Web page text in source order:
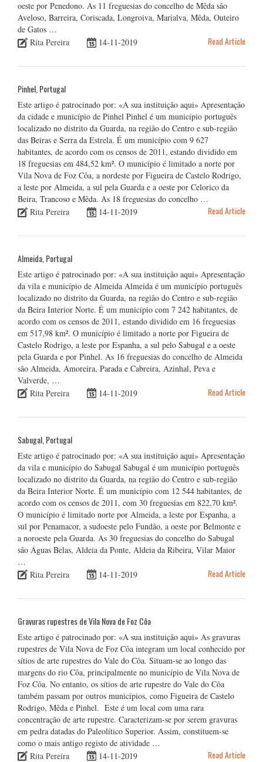
oeste por Penedono. As 11 freguesias do concelho de Mêda são
Aveloso, Barreira, Coriscada, Longroiva, Marialva, Mêda, Outeiro
de Gatos …
Rita Pereira
14-11-2019 Read Article
Pinhel, Portugal
Este artigo é patrocinado por: «A sua instituição aqui» Apresentação
da cidade e município de Pinhel Pinhel é um município português
localizado no distrito da Guarda, na região do Centro e sub-região
das Beiras e Serra da Estrela. É um município com 9 627
habitantes, de acordo com os censos de 2011, estando dividido em
18 freguesias em 484,52 km². O município é limitado a norte por
Vila Nova de Foz Côa, a nordeste por Figueira de Castelo Rodrigo,
a leste por Almeida, a sul pela Guarda e a oeste por Celorico da
Beira, Trancoso e Mêda. As 18 freguesias do concelho …
Rita Pereira
14-11-2019 Read Article
Almeida, Portugal
Este artigo é patrocinado por: «A sua instituição aqui» Apresentação
da vila e município de Almeida Almeida é um município português
localizado no distrito da Guarda, na região do Centro e sub-região
da Beira Interior Norte. É um município com 7 242 habitantes, de
acordo com os censos de 2011, estando dividido em 16 freguesias
em 517,98 km². O município é limitado a norte por Figueira de
Castelo Rodrigo, a leste por Espanha, a sul pelo Sabugal e a oeste
pela Guarda e por Pinhel. As 16 freguesias do concelho de Almeida
são Almeida, Amoreira, Parada e Cabreira, Azinhal, Peva e
Valverde, …
Rita Pereira
14-11-2019 Read Article
Sabugal, Portugal
Este artigo é patrocinado por: «A sua instituição aqui» Apresentação
da vila e município do Sabugal Sabugal é um município português
localizado no distrito da Guarda, na região do Centro e sub-região
da Beira Interior Norte. É um município com 12 544 habitantes, de
acordo com os censos de 2011, com 30 freguesias em 822,70 km².
O município é limitado norte por Almeida, a leste por Espanha, a
sul por Penamacor, a sudoeste pelo Fundão, a oeste por Belmonte e
a noroeste pela Guarda. As 30 freguesias do concelho do Sabugal
são Águas Belas, Aldeia da Ponte, Aldeia da Ribeira, Vilar Maior
…
Rita Pereira
14-11-2019 Read Article
Gravuras rupestres de Vila Nova de Foz Côa
Este artigo é patrocinado por: «A sua instituição aqui» As gravuras
rupestres de Vila Nova de Foz Côa integram um local conhecido por
sítios de arte rupestres do Vale do Côa. Situam-se ao longo das
margens do rio Côa, principalmente no município de Vila Nova de
Foz Côa. No entanto, os sítios de arte rupestre do Vale do Côa
também passam por outros municípios, como Figueira de Castelo
Rodrigo, Mêda e Pinhel. Este é um local com uma rara
concentração de arte rupestre. Caracterizam-se por serem gravuras
em pedra datadas do Paleolítico Superior. Assim, constituem-se
como o mais antigo registo de atividade …
Rita Pereira
14-11-2019 Read Article